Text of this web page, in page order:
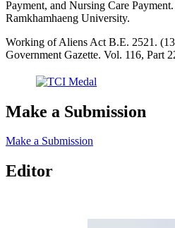
Payment, and Nursing Care
Ramkhamhaeng University.
Working of Aliens Act B.E. 2521.
Government Gazette. Vol. 116, Part
Make a Submission
Make a Submission
Editor